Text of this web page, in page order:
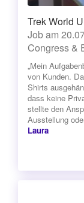
Trek World
Job am
Congress &
„Mein
von Kunden.
Shirts
dass keine
stellte den
Ausstellung
Laura